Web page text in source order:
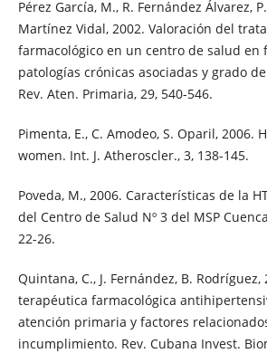
Pérez García, M., R. Fernández Álvarez,
Martínez Vidal, 2002. Valoración del
farmacológico en un centro de salud en
patologías crónicas asociadas y grado
Rev. Aten. Primaria, 29, 540-546.
Pimenta, E., C. Amodeo, S. Oparil, 2006.
women. Int. J. Atheroscler., 3, 138-145.
Poveda, M., 2006. Características de la
del Centro de Salud Nº 3 del MSP
22-26.
Quintana, C., J. Fernández, B.
terapéutica farmacológica
atención primaria y factores
incumplimiento. Rev. Cubana Invest.